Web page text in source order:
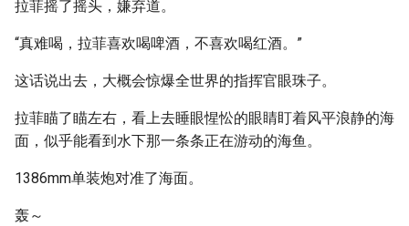
拉菲摇了摇头，嫌弃道。
“真难喝，拉菲喜欢喝啤酒，不喜欢喝红酒。”
这话说出去，大概会惊爆全世界的指挥官眼珠子。
拉菲瞄了瞄左右，看上去睡眼惺忪的眼睛盯着风平浪静的海
面，似乎能看到水下那一条条正在游动的海鱼。
1386mm单装炮对准了海面。
轰～